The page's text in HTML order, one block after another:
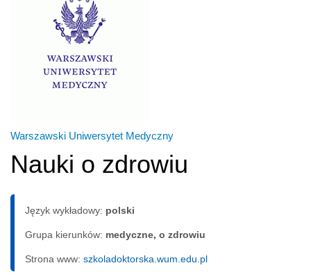
Warszawski Uniwersytet Medyczny
Nauki o zdrowiu
Język wykładowy: polski
Grupa kierunków: medyczne, o zdrowiu
Strona www: szkoladoktorska.wum.edu.pl